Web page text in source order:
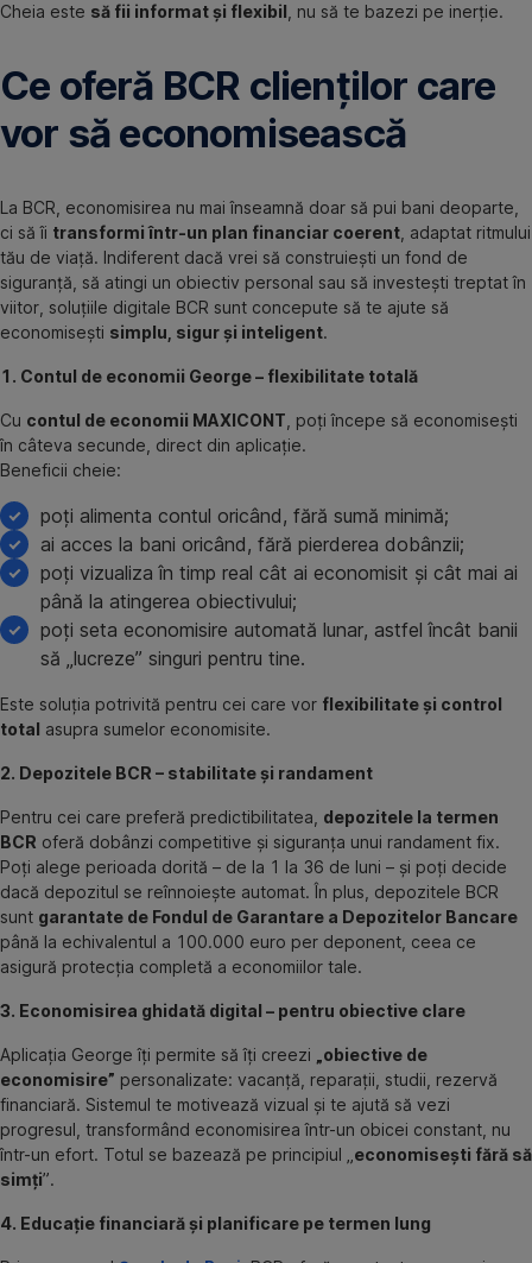
Cheia este să fii informat și flexibil , nu să te bazezi pe inerție.
Ce oferă BCR clienților care
vor să economisească
La BCR, economisirea nu mai înseamnă doar să pui bani deoparte,
ci să îi transformi într-un plan financiar coerent , adaptat ritmului
tău de viață. Indiferent dacă vrei să construiești un fond de
siguranță, să atingi un obiectiv personal sau să investești treptat în
viitor, soluțiile digitale BCR sunt concepute să te ajute să
economisești simplu, sigur și inteligent.
1. Contul de economii George – flexibilitate totală
Cu contul de economii MAXICONT , poți începe să economisești
în câteva secunde, direct din aplicație.
Beneficii cheie:
poți alimenta contul oricând, fără sumă minimă;
ai acces la bani oricând, fără pierderea dobânzii;
poți vizualiza în timp real cât ai economisit și cât mai ai
până la atingerea obiectivului;
poți seta economisire automată lunar, astfel încât banii
să „lucreze” singuri pentru tine.
Este soluția potrivită pentru cei care vor flexibilitate și control
total asupra sumelor economisite.
2. Depozitele BCR – stabilitate și randament
Pentru cei care preferă predictibilitatea, depozitele la termen
BCR oferă dobânzi competitive și siguranța unui randament fix.
Poți alege perioada dorită – de la 1 la 36 de luni – și poți decide
dacă depozitul se reînnoiește automat. În plus, depozitele BCR
sunt garantate de Fondul de Garantare a Depozitelor Bancare
până la echivalentul a 100.000 euro per deponent, ceea ce
asigură protecția completă a economiilor tale.
3. Economisirea ghidată digital – pentru obiective clare
Aplicația George îți permite să îți creezi
„obiective de
economisire” personalizate: vacanță, reparații, studii, rezervă
financiară. Sistemul te motivează vizual și te ajută să vezi
progresul, transformând economisirea într-un obicei constant, nu
într-un efort. Totul se bazează pe principiul „ economisești fără să
simți”.
4. Educație financiară și planificare pe termen lung